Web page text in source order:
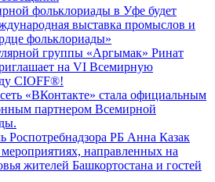
фольклориады в Уфе будет
выставка промыслов и
фольклориады»
группы «Аргымак» Ринат
на VI Всемирную
CIOFF®️!
«ВКонтакте» стала официальным
партнером Всемирной
Роспотребнадзора РБ Анна Казак
мероприятиях, направленных на
жителей Башкортостана и гостей